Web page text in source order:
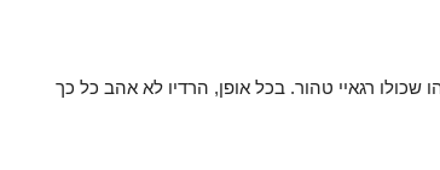
רגאיי טהור. בכל אופן, הרדיו לא אהב כל כך